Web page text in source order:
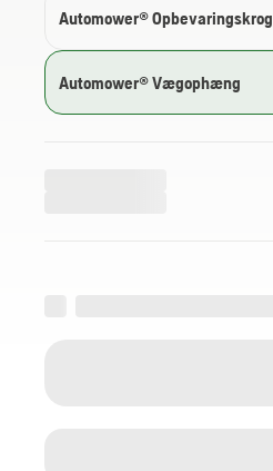
Automower® Opbevaringskrog
Automower® Vægophæng